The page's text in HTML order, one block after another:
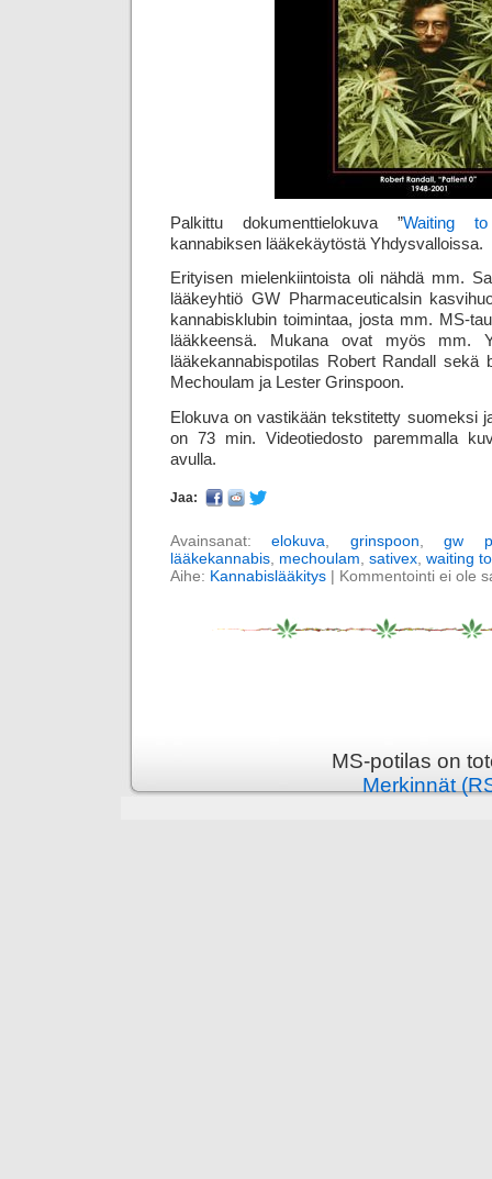
Palkittu dokumenttielokuva ”Waiting
kannabiksen lääkekäytöstä Yhdysvalloissa.
Erityisen mielenkiintoista oli nähdä mm.
lääkeyhtiö GW Pharmaceuticalsin
kannabisklubin toimintaa, josta mm. MS-
lääkkeensä. Mukana ovat myös mm.
lääkekannabispotilas Robert Randall sekä
Mechoulam ja Lester Grinspoon.
Elokuva on vastikään tekstitetty suomeksi
on 73 min. Videotiedosto paremmalla
avulla.
Jaa:
Avainsanat:elokuva, grinspoon,gw
lääkekannabis, mechoulam, sativex, waiting
Aihe: Kannabislääkitys | Kommentointi ei ole
MS-potilas on
Merkinnät